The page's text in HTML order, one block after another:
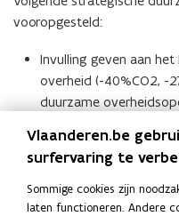
vooropgesteld:
Invulling geven aan
overheid (-40%CO2, -
duurzame
100% van de
100% van onze
duurzaam aanbod en
Vlaanderen.be
surfervaring te
Sommige cookies zijn
laten functioneren. Andere